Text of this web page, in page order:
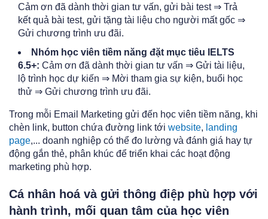
Cảm ơn đã dành thời gian tư vấn, gửi bài test ⇒ Trả
kết quả bài test, gửi tặng tài liệu cho người mất gốc ⇒
Gửi chương trình ưu đãi.
Nhóm học viên tiềm năng đặt mục tiêu IELTS
6.5+: Cảm ơn đã dành thời gian tư vấn ⇒ Gửi tài liệu,
lộ trình học dự kiến ⇒ Mời tham gia sự kiện, buổi học
thử ⇒ Gửi chương trình ưu đãi.
Trong mỗi Email Marketing gửi đến học viên tiềm năng, khi
chèn link, button chứa đường link tới website, landing
page,... doanh nghiệp có thể đo lường và đánh giá hay tự
động gắn thẻ, phân khúc để triển khai các hoạt động
marketing phù hợp.
Cá nhân hoá và gửi thông điệp phù hợp với
hành trình, mối quan tâm của học viên